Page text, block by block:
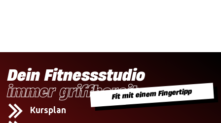
Dein Fitnessstudio
immer griffbereitFit mit einem Fingertipp
Kursplan